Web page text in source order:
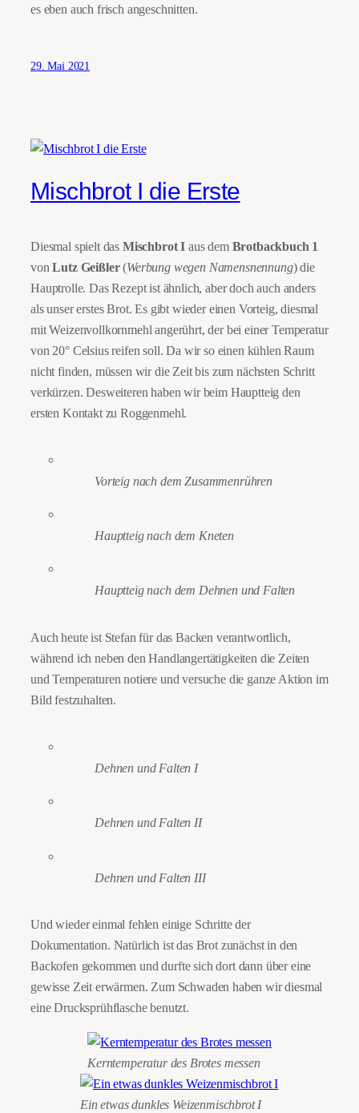
es eben auch frisch angeschnitten.
29. Mai 2021
Mischbrot I die Erste
Diesmal spielt das Mischbrot I aus dem Brotbackbuch 1
vonLutz Geißler(Werbung wegen Namensnennung) die
Hauptrolle. Das Rezept ist ähnlich, aber doch auch anders
als unser erstes Brot. Es gibt wieder einen Vorteig, diesmal
mit Weizenvollkornmehl angerührt, der bei einer Temperatur
von 20° Celsius reifen soll. Da wir so einen kühlen Raum
nicht finden, müssen wir die Zeit bis zum nächsten Schritt
verkürzen. Desweiteren haben wir beim Hauptteig den
ersten Kontakt zu Roggenmehl.
Vorteig nach dem Zusammenrühren
Hauptteig nach dem Kneten
Hauptteig nach dem Dehnen und Falten
Auch heute ist Stefan für das Backen verantwortlich,
während ich neben den Handlangertätigkeiten die Zeiten
und Temperaturen notiere und versuche die ganze Aktion im
Bild festzuhalten.
Dehnen und Falten I
Dehnen und Falten II
Dehnen und Falten III
Und wieder einmal fehlen einige Schritte der
Dokumentation. Natürlich ist das Brot zunächst in den
Backofen gekommen und durfte sich dort dann über eine
gewisse Zeit erwärmen. Zum Schwaden haben wir diesmal
eine Drucksprühflasche benutzt.
Kerntemperatur des Brotes messen
Ein etwas dunkles Weizenmischbrot I